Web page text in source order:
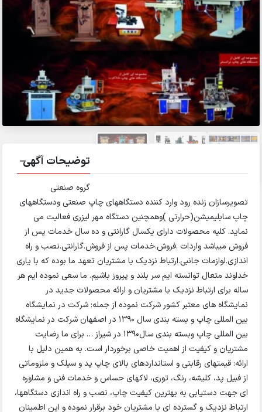
توضیحات آگهی
گروه صنعتی
تصویرسازان زنده رود وارد کننده دستگاههای چاپ صنعتی ودستگاههای
چاپ سابلیمیشن(حرارتی )وهمچنین دستگاه مهر لیزری فعالیت می
نماید. کلیه محصولات دارای یکسال گارانتی و ده سال خدمات پس از
فروش میباشد واردات .فروش.خدمات پس از فروش.گارانتی.نصب و راه
اندازی.لوازمات جانبی.ارتباط نزدیک با مشتریان تعهد ما بوده که با یاری
خداوند متعال توانسته ایم سر بلند و پیروز باشیم. ما سعی نموده ایم هر
ساله برای ارتباط نزدیک با مشتریان و ارائه محصولات جدید در
نمایشگاه های معتبر کشور شرکت نموده از جمله: شرکت در نمایشگاه
بین المللی چاپ و بسته بندی سال 1390 در اصفهان شرکت در نمایشگاه
بین المللی چاپ وبسته بندی سال1390 در شیراز … برای ما رضایت
مشتریان و کیفیت از اهمیت خاصی برخوردار است. به همین دلیل با
ارائه: قیمتهای رقابتی و استانداردهای بالای چاپ پد و سیلک و ملزوماتی
از فبیل پد، کلیشه، رنگ، توری، لاکهای حساس و خدمات فنی و مشاوره
ای جهت دستیابی به بهترین کیفیت چاپ، نصب و راه اندازی دستگاهها،
ارتباط نزدیک و گسترده ای با مشتریان خود برقرار نموده و این اطمینان